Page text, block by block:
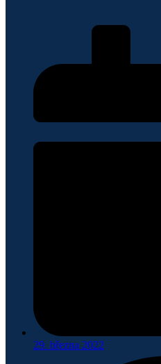
29. března 2022